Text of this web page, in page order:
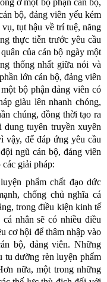
ở một bộ phận cán bộ,
bộ, đảng viên yếu kém
tụt hậu về trí tuệ, năng
thực tiễn trước yêu cầu
của cán bộ ngày một
thống nhất giữa nói và
lớn cán bộ, đảng viên
bộ phận đảng viên có
giàu lên nhanh chóng,
chúng, đồng thời tạo ra
tuyên truyền xuyên
vậy, để đáp ứng yêu cầu
ngũ cán bộ, đảng viên
giải pháp:
phẩm chất đạo dức
chống chủ nghĩa cá
trong điều kiện kinh tế
nhân sẽ có nhiều điều
cơ hội để thâm nhập vào
bộ, đảng viên. Những
dưỡng rèn luyện phẩm
nữa, một trong những